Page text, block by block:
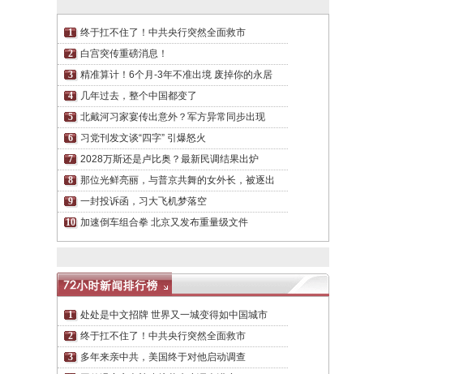
终于扛不住了！中共央行突然全面救市
白宫突传重磅消息！
精准算计！6个月-3年不准出境 废掉你的永居
几年过去，整个中国都变了
北戴河习家宴传出意外？军方异常同步出现
习党刊发文谈“四字” 引爆怒火
2028万斯还是卢比奥？最新民调结果出炉
那位光鲜亮丽，与普京共舞的女外长，被逐出
一封投诉函，习大飞机梦落空
加速倒车组合拳 北京又发布重量级文件
处处是中文招牌 世界又一城变得如中国城市
终于扛不住了！中共央行突然全面救市
多年来亲中共，美国终于对他启动调查